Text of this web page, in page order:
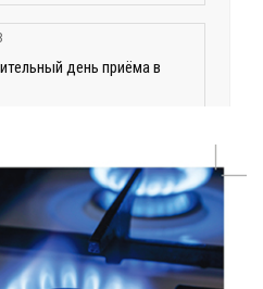
день приёма в
смена категорий